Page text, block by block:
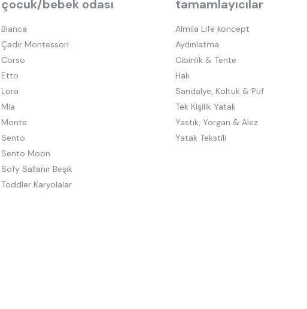
çocuk/bebek odası
Bianca
Çadır Montessori
Corso
Etto
Lora
Mia
Monte
Sento
Sento Moon
Sofy Sallanır Beşik
Toddler Karyolalar
tamamlayıcılar
Almila Life koncept
Aydınlatma
Cibinlik & Tente
Halı
Sandalye, Koltuk & Puf
Tek Kişilik Yatak
Yastık, Yorgan & Alez
Yatak Tekstili